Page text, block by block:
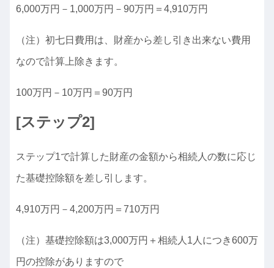
6,000万円－1,000万円－90万円＝4,910万円
（注）初七日費用は、財産から差し引き出来ない費用
なので計算上除きます。
100万円－10万円＝90万円
[ステップ2]
ステップ1で計算した財産の金額から相続人の数に応じ
た基礎控除額を差し引します。
4,910万円－4,200万円＝710万円
（注）基礎控除額は3,000万円＋相続人1人につき600万
円の控除がありますので